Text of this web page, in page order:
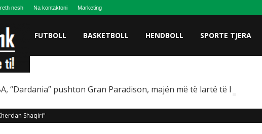
nesh Na kontaktoni Marketing
FUTBOLL BASKETBOLL HENDBOLL SPORTE TJERA
“Dardania” pushton Gran Paradison, majën më të lartë të Italisë
Shaqiri"